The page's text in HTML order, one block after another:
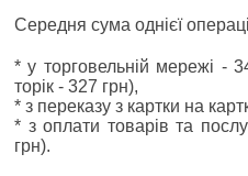
Середня сума однієї
* у торговельній мережі -
торік - 327 грн),
* з переказу з картки на
* з оплати товарів та
грн).